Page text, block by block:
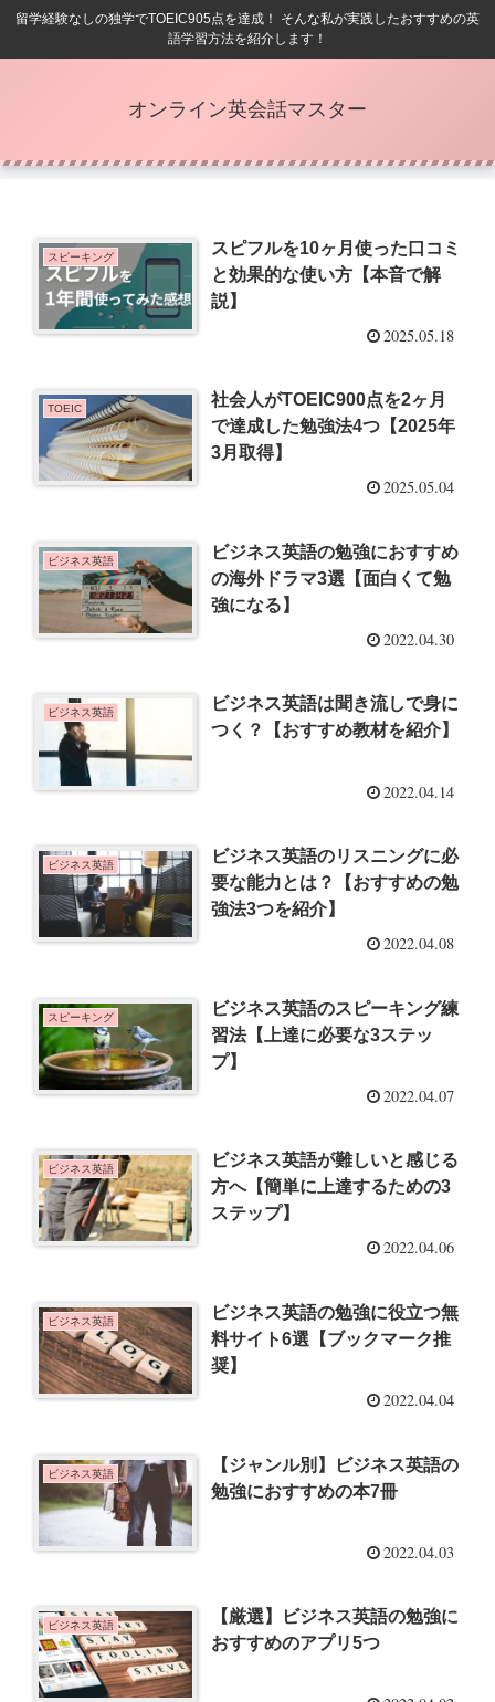
留学経験なしの独学でTOEIC905点を達成！ そんな私が実践したおすすめの英
語学習方法を紹介します！
オンライン英会話マスター
スピーキング
スピフルを10ヶ月使った口コミ
と効果的な使い方【本音で解
説】
2025.05.18
TOEIC
社会人がTOEIC900点を2ヶ月
で達成した勉強法4つ【2025年
3月取得】
2025.05.04
ビジネス英語
ビジネス英語の勉強におすすめ
の海外ドラマ3選【面白くて勉
強になる】
2022.04.30
ビジネス英語
ビジネス英語は聞き流しで身に
つく？【おすすめ教材を紹介】
2022.04.14
ビジネス英語
ビジネス英語のリスニングに必
要な能力とは？【おすすめの勉
強法3つを紹介】
2022.04.08
スピーキング
ビジネス英語のスピーキング練
習法【上達に必要な3ステッ
プ】
2022.04.07
ビジネス英語
ビジネス英語が難しいと感じる
方へ【簡単に上達するための3
ステップ】
2022.04.06
ビジネス英語
ビジネス英語の勉強に役立つ無
料サイト6選【ブックマーク推
奨】
2022.04.04
ビジネス英語
【ジャンル別】ビジネス英語の
勉強におすすめの本7冊
2022.04.03
ビジネス英語
【厳選】ビジネス英語の勉強に
おすすめのアプリ5つ